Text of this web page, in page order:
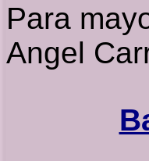
Para
Angel